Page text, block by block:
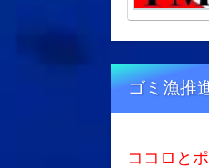
ゴミ漁推
ココロと